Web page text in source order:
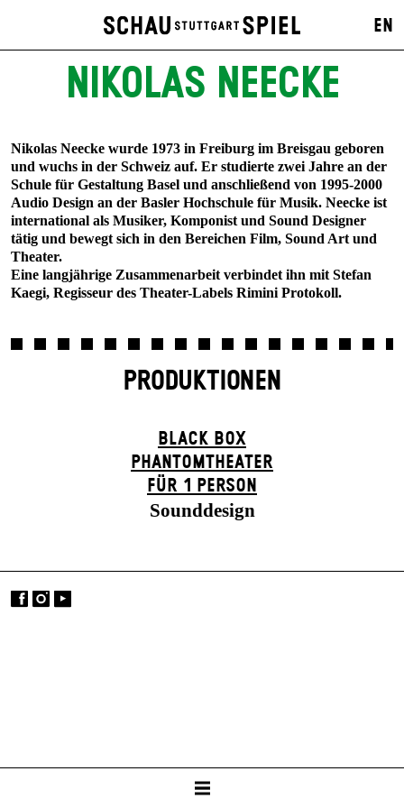
EN
NIKOLAS NEECKE
Nikolas Neecke wurde 1973 in Freiburg im Breisgau geboren
und wuchs in der Schweiz auf. Er studierte zwei Jahre an der
Schule für Gestaltung Basel und anschließend von 1995-2000
Audio Design an der Basler Hochschule für Musik. Neecke ist
international als Musiker, Komponist und Sound Designer
tätig und bewegt sich in den Bereichen Film, Sound Art und
Theater.
Eine langjährige Zusammenarbeit verbindet ihn mit Stefan
Kaegi, Regisseur des Theater-Labels Rimini Protokoll.
PRODUKTIONEN
BLACK BOX
PHANTOM­THEATER
FÜR 1 PERSON
Sounddesign